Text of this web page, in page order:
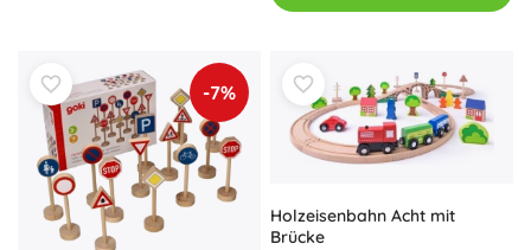
-7%
Holzeisenbahn Acht mit
Brücke